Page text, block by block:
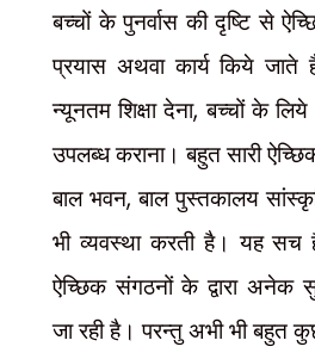
बच्चों के पुनर्वास की दृष्टि से
प्रयास अथवा कार्य किये जाते
न्यूनतम शिक्षा देना,बच्चों के लिये
उपलब्ध कराना। बहुत सारी
बाल भवन,बाल पुस्तकालय
भी व्यवस्था करती है। यह सच
ऐच्छिक संगठनों के द्वारा अनेक
जा रही है। परन्तु अभी भी बहुत